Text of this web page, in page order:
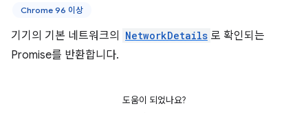
Chrome 96 이상
기기의 기본 네트워크의 NetworkDetails 로 확인되는
Promise를 반환합니다.
도움이 되었나요?